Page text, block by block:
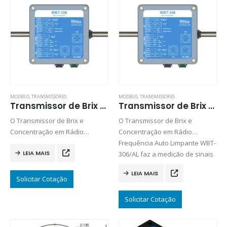
MODBUS,TRANSMISSORES
Transmissor de Brix e Concentração Rádio Frequência: WBT-306
O Transmissor de Brix e
Concentração em Rádio
medição de sinais
mistura em que o eletrodo é
submetido.
LEIA MAIS
Solicitar Cotação
MODBUS,TRANSMISSORES
Transmissor de Brix e Concentração Rádio Frequência Auto Limpante: WBT-306/AL
O Transmissor de Brix e
Concentração em Rádio
Frequência Auto Limpante WBT-
306/AL faz a medição de sinais
mistura em que o eletrodo é
LEIA MAIS
Solicitar Cotação